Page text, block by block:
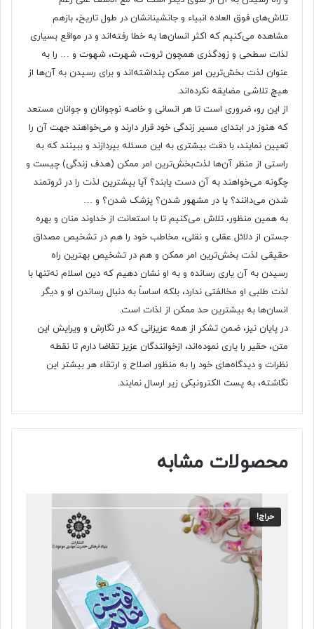
تلاش‌‌‌های فوق العاده انبیاء و جانشینانشان در طول تاریخ، بازهم
مشاهده می‌‌‌کنیم که اکثر انسان‌‌‌ها به خطا رفته‌‌‌اند و در مواقع بسیاری
لذات سطحی و زودگذری همچون ثروت، شهرت، شهوت و … را به
عنوان لذت بخش‌‌‌ترین امر ممکن پنداشته‌‌‌اند و برای رسیدن به آن‌ها از
هیچ تلاشی مضایقه نکرده‌‌‌اند.
از این رو، ضروری است تا هر انسانی و خاصه نوجوانان و جوانان مستعد
که هنوز در ابتدای مسیر زندگی خود قرار دارند و می‌‌‌خواهند جهت آن را
تعیین نمایند، با دقت بیشتری به این مسئله بپردازند و ببینند که به
راستی از منظر آن‌ها لذت‌بخش‌‌‌ترین امر ممکن (هدف زندگی) چیست و
چگونه می‌‌‌خواهند به آن دست یابند؟ آیا بیشترین لذت را در ثروتمند
شدن می‌‌‌دانند؟ یا در مشهور شدن؟ پزشک شدن؟ و …
به همین منظور، تلاش می‌کنیم تا با استعانت از خداوند منان و بهره
جستن از دلائل عقلی و نقلی، مخاطب خود را هم در تشخیص مصداق
حقیقی لذت بخش‌‌‌ترین امر ممکن و هم در تشخیص بهترین راه
رسیدن به آن یاری رسانده و به او نشان دهیم که دین اسلام نه‌‌‌تنها با
لذت طلبی او مخالفتی ندارد، بلکه اساساً به دنبال رساندن او و دیگر
انسان‌‌‌ها به بیشترین حد ممکن از لذات است.
در پایان نیز، ضمن تشکر از همه عزیزانی که در نگارش و ویرایش این
متن، حقیر را یاری نموده‌‌‌اند، ازخوانندگان عزیز تقاضا دارم تا نقطه
نظرات و دیدگاه‌‌‌های خود را به منظور اصلاح و ارتقاء هر بیشتر این
نگاشته، به پست الکترونیکی زیر ارسال نمایند.
محصولات مشابه
حراج!